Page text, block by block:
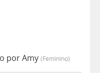
por Amy (feminino)